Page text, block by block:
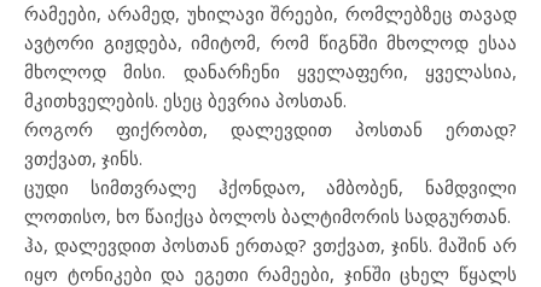
რამეები, არამედ, უხილავი შრეები, რომლებზეც თავად
ავტორი გიჟდება, იმიტომ, რომ წიგნში მხოლოდ ესაა
მხოლოდ მისი. დანარჩენი ყველაფერი, ყველასია,
მკითხველების. ესეც ბევრია პოსთან.
როგორ ფიქრობთ, დალევდით პოსთან ერთად?
ვთქვათ, ჯინს.
ცუდი სიმთვრალე ჰქონდაო, ამბობენ, ნამდვილი
ლოთისო, ხო წაიქცა ბოლოს ბალტიმორის სადგურთან.
ჰა, დალევდით პოსთან ერთად? ვთქვათ, ჯინს. მაშინ არ
იყო ტონიკები და ეგეთი რამეები, ჯინში ცხელ წყალს